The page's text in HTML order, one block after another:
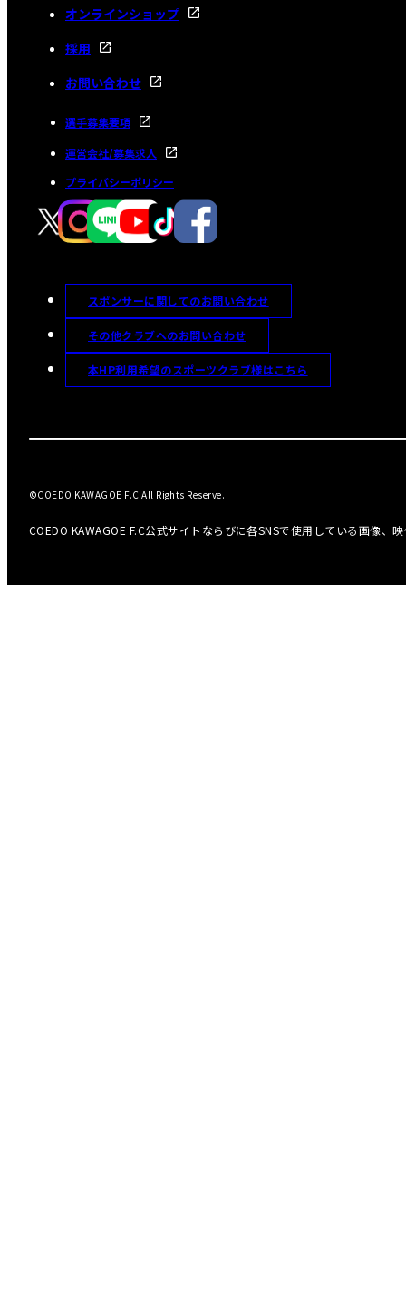
オンラインショップ
採用
お問い合わせ
選手募集要項
運営会社/募集求人
プライバシーポリシー
スポンサーに関してのお問い合わせ
その他クラブへのお問い合わせ
本HP利用希望のスポーツクラブ様はこちら
COEDO KAWAGOE F.C公式サイトならびに各SNSで使用している画像、
©COEDO KAWAGOE F.C All Rights Reserve.